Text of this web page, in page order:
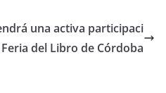
una activa participaci
del Libro de Córdoba